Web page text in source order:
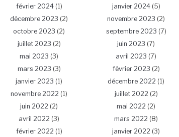
février 2024(1) janvier 2024(5)
décembre 2023 (2) novembre 2023 (2)
octobre 2023 (2) septembre 2023 (7)
juillet 2023 (2) juin 2023 (7)
mai 2023 (3) avril 2023 (7)
mars 2023 (3) février 2023 (2)
janvier 2023 (1) décembre 2022 (1)
novembre 2022 (1) juillet 2022 (2)
juin 2022 (2) mai 2022 (2)
avril 2022 (3) mars 2022 (8)
février 2022 (1) janvier 2022 (3)